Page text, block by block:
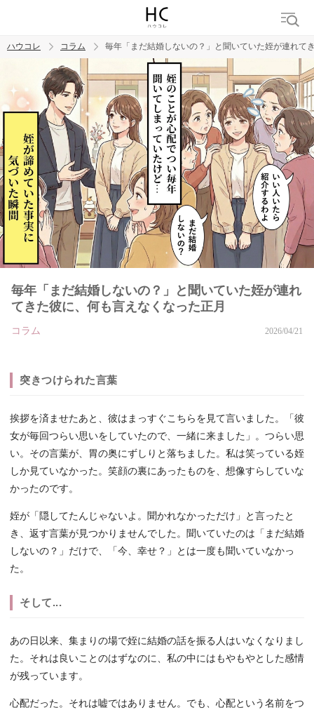
トレンド ワード
男の本音 男ウケ NG行動 彼女 イイ女 婚活
ハウコレ コラム 毎年「まだ結婚しないの？」と聞いていた姪が連れて
毎年「まだ結婚しないの？」と聞いていた姪が連れ
てきた彼に、何も言えなくなった正月
コラム 2026/04/21
突きつけられた言葉
挨拶を済ませたあと、彼はまっすぐこちらを見て言いました。「彼
女が毎回つらい思いをしていたので、一緒に来ました」。つらい思
い。その言葉が、胃の奥にずしりと落ちました。私は笑っている姪
しか見ていなかった。笑顔の裏にあったものを、想像すらしていな
かったのです。
姪が「隠してたんじゃないよ。聞かれなかっただけ」と言ったと
き、返す言葉が見つかりませんでした。聞いていたのは「まだ結婚
しないの？」だけで、「今、幸せ？」とは一度も聞いていなかっ
た。
そして...
あの日以来、集まりの場で姪に結婚の話を振る人はいなくなりまし
た。それは良いことのはずなのに、私の中にはもやもやとした感情
が残っています。
心配だった。それは嘘ではありません。でも、心配という名前をつ